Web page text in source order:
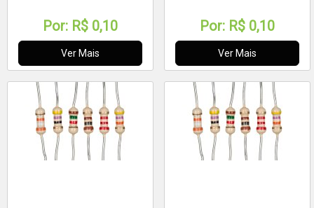
Por: R$ 0,10
Ver Mais
Por: R$ 0,10
Ver Mais